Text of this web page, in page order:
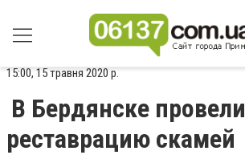
15:00, 15 травня 2020 р.
В Бердянске провели
реставрацию скамей